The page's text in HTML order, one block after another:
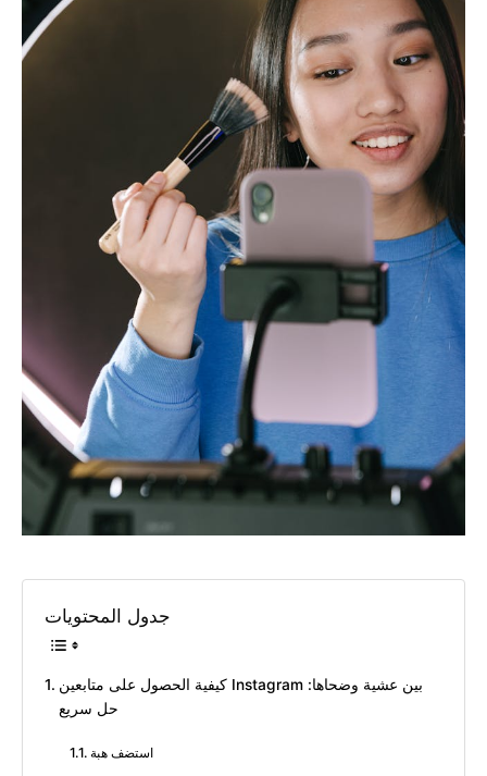
جدول المحتويات
كيفية الحصول على متابعين Instagram بين عشية وضحاها:
حل سريع
استضف هبة